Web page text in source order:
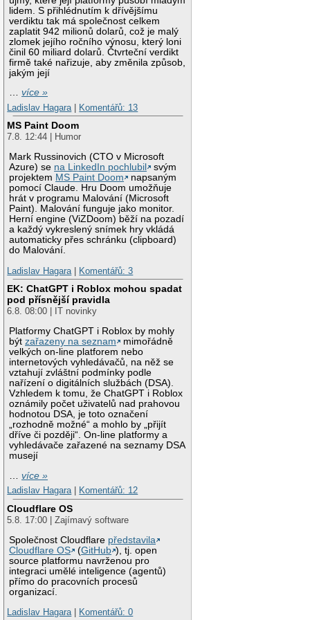
lidem. S přihlédnutím k dřívějšímu
verdiktu tak má společnost celkem
zaplatit 942 milionů dolarů, což je malý
zlomek jejího ročního výnosu, který loni
činil 60 miliard dolarů. Čtvrteční verdikt
firmě také nařizuje, aby změnila způsob,
jakým její
…více »
Ladislav Hagara
Komentářů: 13
MS Paint Doom
7.8. 12:44 | Humor
Mark Russinovich (CTO v Microsoft
Azure) se na LinkedIn pochlubil
svým
projektem MS Paint Doom
napsaným
pomocí Claude. Hru Doom umožňuje
hrát v programu Malování (Microsoft
Paint). Malování funguje jako monitor.
Herní engine (ViZDoom) běží na pozadí
a každý vykreslený snímek hry vkládá
automaticky přes schránku (clipboard)
do Malování.
Ladislav Hagara
Komentářů: 3
EK: ChatGPT i Roblox mohou spadat
pod přísnější pravidla
6.8. 08:00 | IT novinky
Platformy ChatGPT i Roblox by mohly
býtzařazeny na seznam
mimořádně
velkých on-line platforem nebo
internetových vyhledávačů, na něž se
vztahují zvláštní podmínky podle
nařízení o digitálních službách (DSA).
Vzhledem k tomu, že ChatGPT i Roblox
oznámily počet uživatelů nad prahovou
hodnotou DSA, je toto označení
„rozhodně možné“ a mohlo by „přijít
dříve či později“. On-line platformy a
vyhledávače zařazené na seznamy DSA
musejí
…více »
Ladislav Hagara| Komentářů: 12
Cloudflare OS
5.8. 17:00 | Zajímavý software
Společnost Cloudflare představila
Cloudflare OS
(GitHub ), tj. open
source platformu navrženou pro
integraci umělé inteligence (agentů)
přímo do pracovních procesů
organizací.
Ladislav Hagara| Komentářů: 0